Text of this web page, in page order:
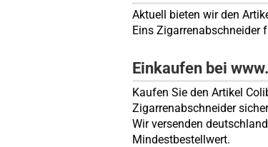
Aktuell bieten wir den
Eins Zigarrenabschneider
Einkaufen bei
Kaufen Sie den Artikel
Zigarrenabschneider
Wir versenden
Mindestbestellwert.